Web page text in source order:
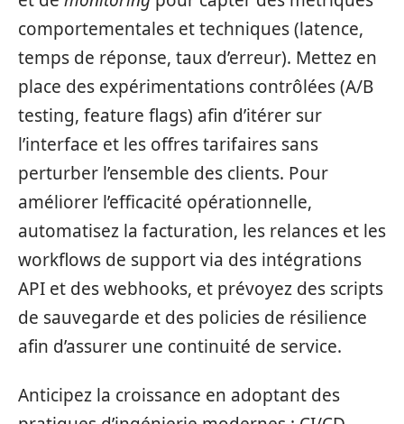
comportementales et techniques (latence,
temps de réponse, taux d’erreur). Mettez en
place des expérimentations contrôlées (A/B
testing, feature flags) afin d’itérer sur
l’interface et les offres tarifaires sans
perturber l’ensemble des clients. Pour
améliorer l’efficacité opérationnelle,
automatisez la facturation, les relances et les
workflows de support via des intégrations
API et des webhooks, et prévoyez des scripts
de sauvegarde et des policies de résilience
afin d’assurer une continuité de service.
Anticipez la croissance en adoptant des